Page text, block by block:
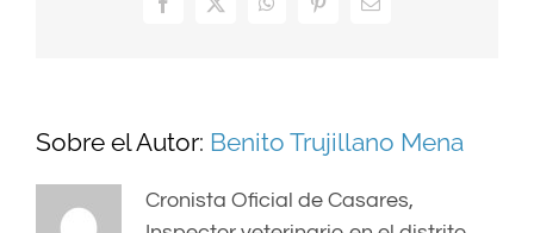
Facebook
X WhatsAppPinterestCorreo
Sobre el Autor: Benito Trujillano Mena
Cronista Oficial de Casares,